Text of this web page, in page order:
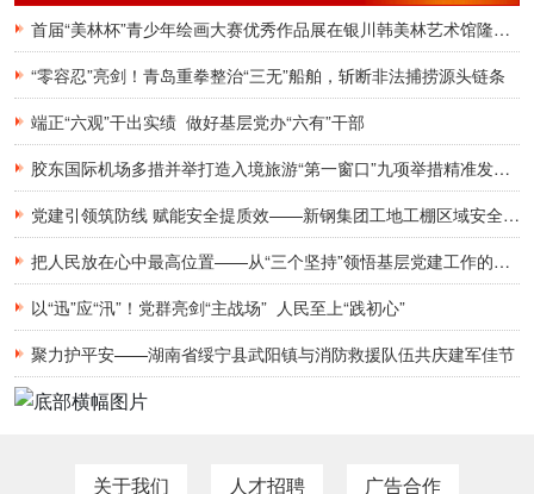
首届“美林杯”青少年绘画大赛优秀作品展在银川韩美林艺术馆隆重开幕
“零容忍”亮剑！青岛重拳整治“三无”船舶，斩断非法捕捞源头链条
端正“六观”干出实绩 做好基层党办“六有”干部
胶东国际机场多措并举打造入境旅游“第一窗口”九项举措精准发力，助力青岛建设国际滨海旅游度假胜地
党建引领筑防线 赋能安全提质效——新钢集团工地工棚区域安全管理创新实践研究
把人民放在心中最高位置——从“三个坚持”领悟基层党建工作的为民初心
以“迅”应“汛”！党群亮剑“主战场” 人民至上“践初心”
聚力护平安——湖南省绥宁县武阳镇与消防救援队伍共庆建军佳节
关于我们 人才招聘 广告合作